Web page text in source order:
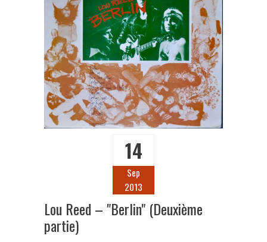
14
Sep
2013
Lou Reed – "Berlin" (Deuxième
partie)